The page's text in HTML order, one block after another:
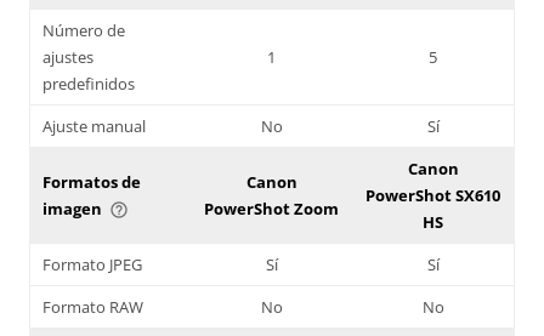
Número de
ajustes
predefinidos
1 5
Ajuste manual No Sí
Formatos de
imagen help_outline
Canon
PowerShot Zoom
Canon
PowerShot SX610
HS
Formato JPEG
Sí
Sí
Formato RAW
No No